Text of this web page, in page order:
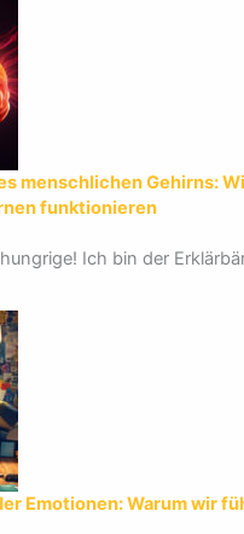
menschlichen Gehirns:
funktionieren
Ich bin der
Emotionen: Warum wir